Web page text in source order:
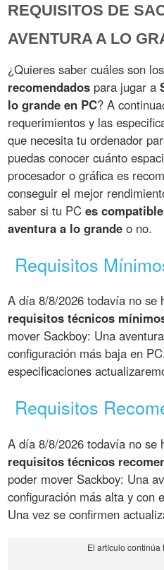
REQUISITOS DE
AVENTURA A LO
¿Quieres saber cuáles son los
recomendados para jugar a
lo grande en PC? A
requerimientos y las
que necesita tu ordenador
puedas conocer cuánto
procesador o gráfica es
conseguir el mejor
saber si tu PCes
aventura a lo grande o no.
Requisitos
A día 8/8/2026 todavía no se
requisitos técnicos
mover Sackboy: Una
configuración más baja en
especificaciones
Requisitos
A día 8/8/2026 todavía no se
requisitos técnicos
poder mover Sackboy: Una
configuración más alta y con
Una vez se confirmen